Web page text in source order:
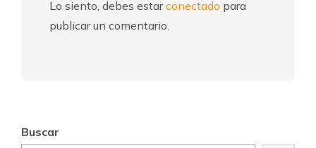
Lo siento, debes estarconectado para
publicar un comentario.
Buscar